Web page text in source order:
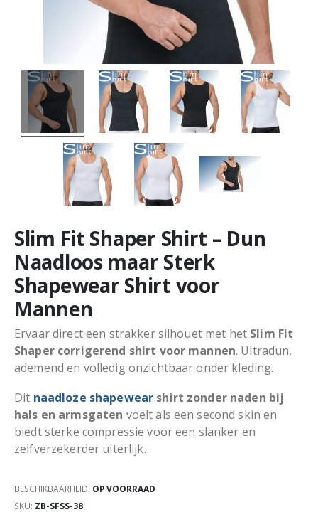
Slim Fit Shaper Shirt – Dun
Naadloos maar Sterk
Shapewear Shirt voor
Mannen
Ervaar direct een strakker silhouet met het Slim Fit
Shaper corrigerend shirt voor mannen. Ultradun,
ademend en volledig onzichtbaar onder kleding.
Dit naadloze shapewear shirt zonder naden bij
hals en armsgaten voelt als een second skin en
biedt sterke compressie voor een slanker en
zelfverzekerder uiterlijk.
BESCHIKBAARHEID: OP VOORRAAD
SKU ZB-SFSS-38